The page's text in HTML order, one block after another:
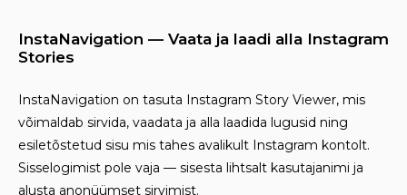
InstaNavigation — Vaata ja laadi alla Instagram
Stories
InstaNavigation on tasuta Instagram Story Viewer, mis
võimaldab sirvida, vaadata ja alla laadida lugusid ning
esiletõstetud sisu mis tahes avalikult Instagram kontolt.
Sisselogimist pole vaja — sisesta lihtsalt kasutajanimi ja
alusta anonüümset sirvimist.